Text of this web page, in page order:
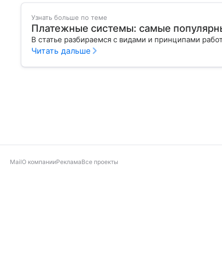
Узнать больше по теме
Платежные системы: самые
В статье разбираемся с видами и принципами
Читать дальше
MailО компанииРекламаВсе проекты